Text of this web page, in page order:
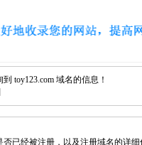
toy123.com 域名的信息！
否已经被注册，以及注册域名的详